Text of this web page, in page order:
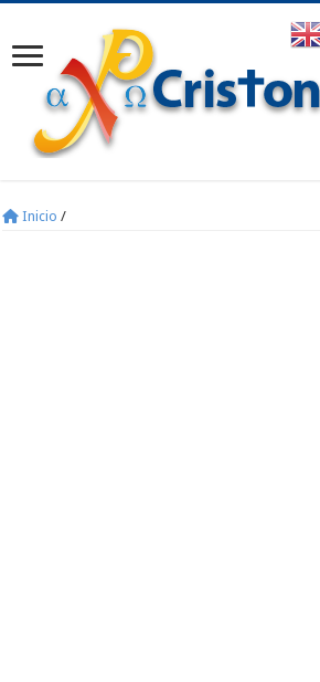
Inicio /